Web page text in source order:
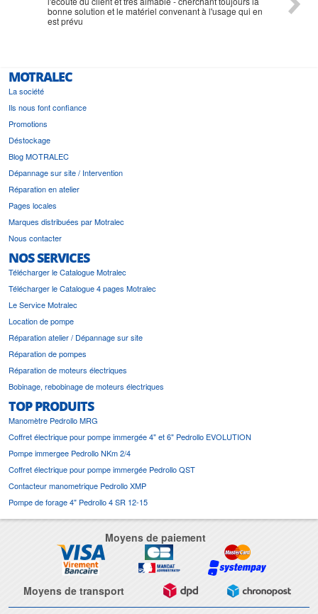
bonne solution et le matériel convenant à l'usage qui en
est prévu
MOTRALEC
La société
Ils nous font confiance
Promotions
Déstockage
Blog MOTRALEC
Dépannage sur site / Intervention
Réparation en atelier
Pages locales
Marques distribuées par Motralec
Nous contacter
NOS SERVICES
Télécharger le Catalogue Motralec
Télécharger le Catalogue 4 pages Motralec
Le Service Motralec
Location de pompe
Réparation atelier / Dépannage sur site
Réparation de pompes
Réparation de moteurs électriques
Bobinage, rebobinage de moteurs électriques
TOP PRODUITS
Manomètre Pedrollo MRG
Coffret électrique pour pompe immergée 4" et 6" Pedrollo EVOLUTION
Pompe immergee Pedrollo NKm 2/4
Coffret électrique pour pompe immergée Pedrollo QST
Contacteur manometrique Pedrollo XMP
Pompe de forage 4" Pedrollo 4 SR 12-15
Moyens de paiement
Moyens de transport